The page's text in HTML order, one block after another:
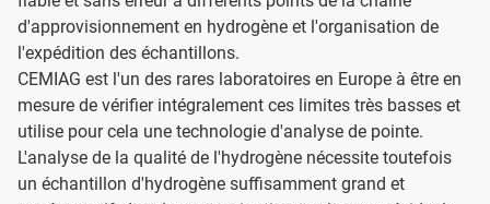
d'approvisionnement en hydrogène et l'organisation de
l'expédition des échantillons.
CEMIAG est l'un des rares laboratoires en Europe à être en
mesure de vérifier intégralement ces limites très basses et
utilise pour cela une technologie d'analyse de pointe.
L'analyse de la qualité de l'hydrogène nécessite toutefois
un échantillon d'hydrogène suffisamment grand et